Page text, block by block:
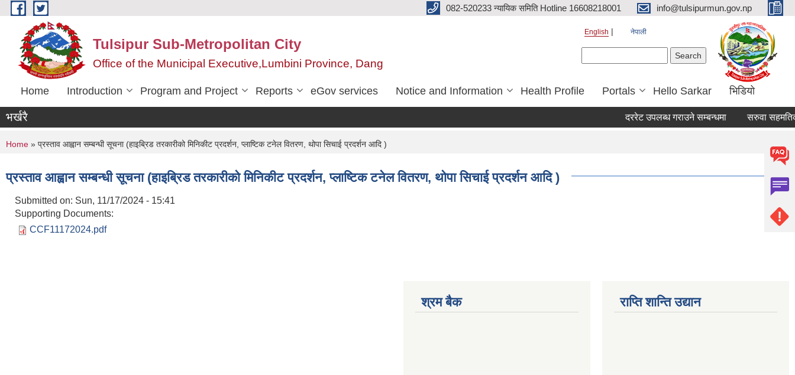
Skip to main content 082-520233 न्यायिक समिति Hotline 16608218001 info@tulsipurmun.gov.np
Tulsipur Sub-Metropolitan City
Office of the Municipal Executive,Lumbini Province, Dang
English नेपाली
Home Introduction Program and Project Reports eGov services Notice and Information Health Profile Portals Hello Sarkar भिडियो
भर्खरै दररेट उपलब्ध गराउने सम्बन्धमा सरुवा सहमतिका
You are here
Home » प्रस्ताव आह्वान सम्बन्धी सूचना (हाइब्रिड तरकारीको मिनिकीट प्रदर्शन, प्लाष्टिक टनेल वितरण, थोपा सिचाई प्रदर्शन आदि )
प्रस्ताव आह्वान सम्बन्धी सूचना (हाइब्रिड तरकारीको मिनिकीट प्रदर्शन, प्लाष्टिक टनेल वितरण, थोपा सिचाई प्रदर्शन आदि )
Submitted on: Sun, 11/17/2024 - 15:41
Supporting Documents:
CCF11172024.pdf
श्रम बैक राप्ति शान्ति उद्यान